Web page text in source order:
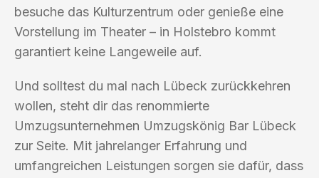
besuche das Kulturzentrum oder genieße eine
Vorstellung im Theater – in Holstebro kommt
garantiert keine Langeweile auf.
Und solltest du mal nach Lübeck zurückkehren
wollen, steht dir das renommierte
Umzugsunternehmen Umzugskönig Bar Lübeck
zur Seite. Mit jahrelanger Erfahrung und
umfangreichen Leistungen sorgen sie dafür, dass